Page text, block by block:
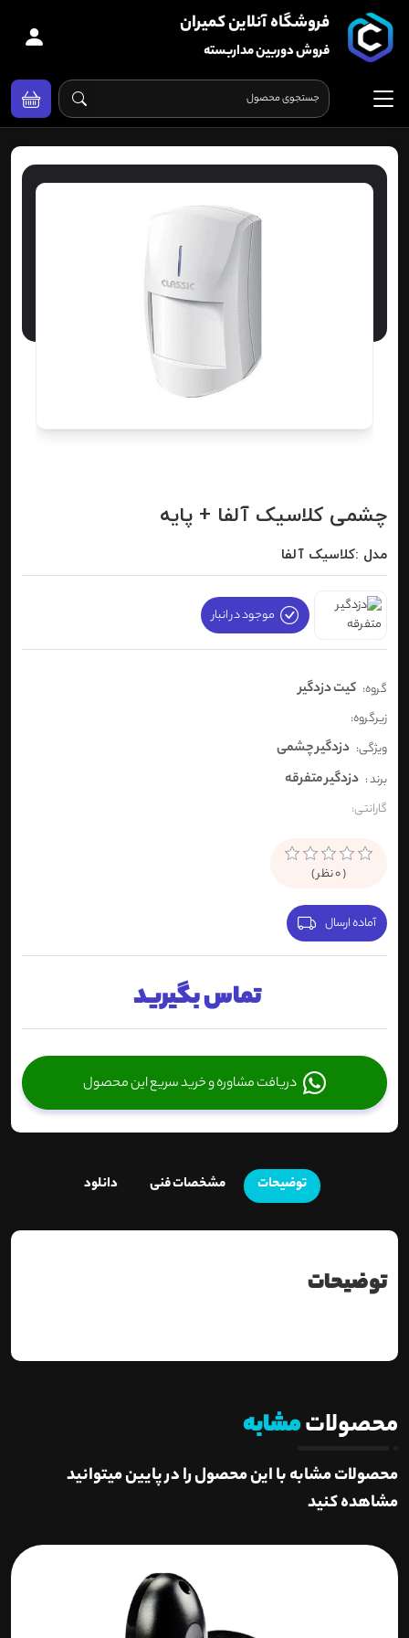
فروشگاه آنلاین کمیران
فروش دوربین مداربسته
چشمی کلاسیک آلفا + پایه
مدل :کلاسیک آلفا
موجود در انبار
گروه: کیت دزدگیر
زیرگروه:
ویژگی: دزدگیر چشمی
برند : دزدگیر متفرقه
گارانتی:
(
0نظر )
آماده ارسال
تماس بگیرید
دریافت مشاوره و خرید سریع این محصول
توضیحات مشخصات فنی دانلود
توضیحات
محصولاتمشابه
محصولات مشابه با این محصول را در پایین میتوانید
مشاهده کنید